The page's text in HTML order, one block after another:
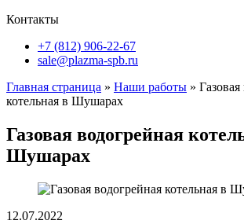
Контакты
+7 (812) 906-22-67
sale@plazma-spb.ru
Главная страница » Наши работы »
котельная в Шушарах
Газовая водогрейная
Шушарах
12.07.2022